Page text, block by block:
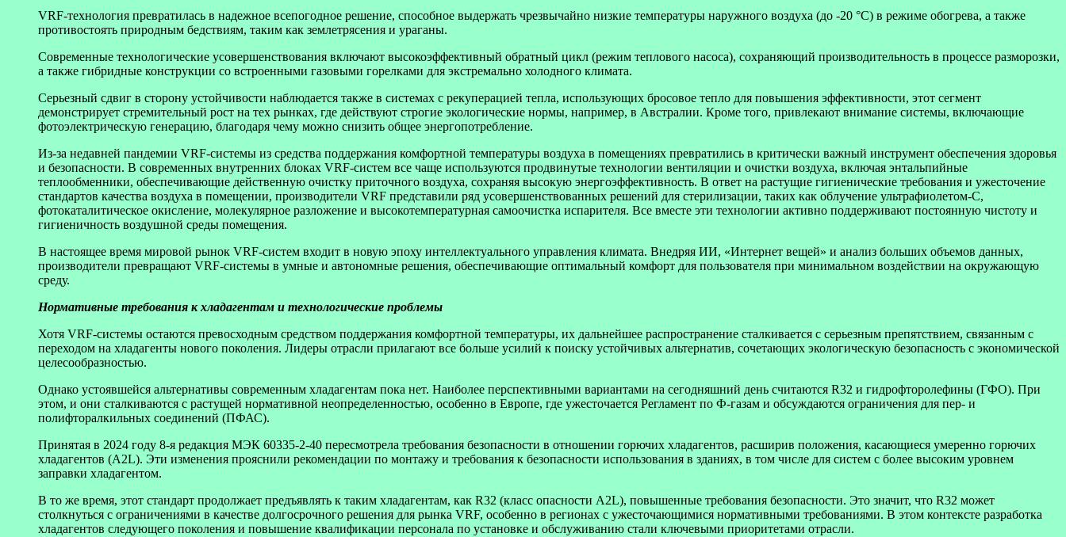
VRF-технология превратилась в надежное всепогодное решение, способное выдержать чрезвычайно низкие температуры наружного воздуха (до -20 °C) в режиме обогрева, а также
противостоять природным бедствиям, таким как землетрясения и ураганы.
Современные технологические усовершенствования включают высокоэффективный обратный цикл (режим теплового насоса), сохраняющий производительность в процессе разморозки,
а также гибридные конструкции со встроенными газовыми горелками для экстремально холодного климата.
Серьезный сдвиг в сторону устойчивости наблюдается также в системах с рекуперацией тепла, использующих бросовое тепло для повышения эффективности, этот сегмент
демонстрирует стремительный рост на тех рынках, где действуют строгие экологические нормы, например, в Австралии. Кроме того, привлекают внимание системы, включающие
фотоэлектрическую генерацию, благодаря чему можно снизить общее энергопотребление.
Из-за недавней пандемии VRF-системы из средства поддержания комфортной температуры воздуха в помещениях превратились в критически важный инструмент обеспечения здоровья
и безопасности. В современных внутренних блоках VRF-систем все чаще используются продвинутые технологии вентиляции и очистки воздуха, включая энтальпийные
теплообменники, обеспечивающие действенную очистку приточного воздуха, сохраняя высокую энергоэффективность. В ответ на растущие гигиенические требования и ужесточение
стандартов качества воздуха в помещении, производители VRF представили ряд усовершенствованных решений для стерилизации, таких как облучение ультрафиолетом-C,
фотокаталитическое окисление, молекулярное разложение и высокотемпературная самоочистка испарителя. Все вместе эти технологии активно поддерживают постоянную чистоту и
гигиеничность воздушной среды помещения.
В настоящее время мировой рынок VRF-систем входит в новую эпоху интеллектуального управления климата. Внедряя ИИ, «Интернет вещей» и анализ больших объемов данных,
производители превращают VRF-системы в умные и автономные решения, обеспечивающие оптимальный комфорт для пользователя при минимальном воздействии на окружающую
среду.
Нормативные требования к хладагентам и технологические проблемы
Хотя VRF-системы остаются превосходным средством поддержания комфортной температуры, их дальнейшее распространение сталкивается с серьезным препятствием, связанным с
переходом на хладагенты нового поколения. Лидеры отрасли прилагают все больше усилий к поиску устойчивых альтернатив, сочетающих экологическую безопасность с экономической
целесообразностью.
Однако устоявшейся альтернативы современным хладагентам пока нет. Наиболее перспективными вариантами на сегодняшний день считаются R32 и гидрофторолефины (ГФО). При
этом, и они сталкиваются с растущей нормативной неопределенностью, особенно в Европе, где ужесточается Регламент по Ф-газам и обсуждаются ограничения для пер- и
полифторалкильных соединений (ПФАС).
Принятая в 2024 году 8-я редакция МЭК 60335-2-40 пересмотрела требования безопасности в отношении горючих хладагентов, расширив положения, касающиеся умеренно горючих
хладагентов (A2L). Эти изменения прояснили рекомендации по монтажу и требования к безопасности использования в зданиях, в том числе для систем с более высоким уровнем
заправки хладагентом.
В то же время, этот стандарт продолжает предъявлять к таким хладагентам, как R32 (класс опасности A2L), повышенные требования безопасности. Это значит, что R32 может
столкнуться с ограничениями в качестве долгосрочного решения для рынка VRF, особенно в регионах с ужесточающимися нормативными требованиями. В этом контексте разработка
хладагентов следующего поколения и повышение квалификации персонала по установке и обслуживанию стали ключевыми приоритетами отрасли.